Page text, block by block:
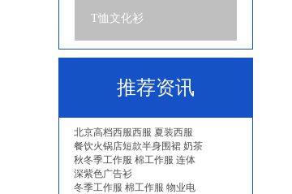
T恤文化衫
推荐资讯
北京高档西服西服 夏装西服
餐饮火锅店短款半身围裙 奶茶
秋冬季工作服 棉工作服 连体
深紫色广告衫
冬季工作服 棉工作服 物业电